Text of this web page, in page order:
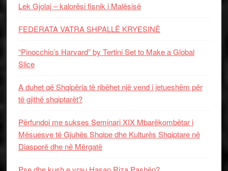
Lek Gjolaj – kalorësi fisnik i Malësisë
FEDERATA VATRA SHPALLË KRYESINË
“Pinocchio’s Harvard” by Tertini Set to Make a Global
Slice
A duhet që Shqipëria të ribëhet një vend i jetueshëm për
të gjithë shqiptarët?
Përfundoi me sukses Seminari XIX Mbarëkombëtar i
Mësuesve të Gjuhës Shqipe dhe Kulturës Shqiptare në
Diasporë dhe në Mërgatë